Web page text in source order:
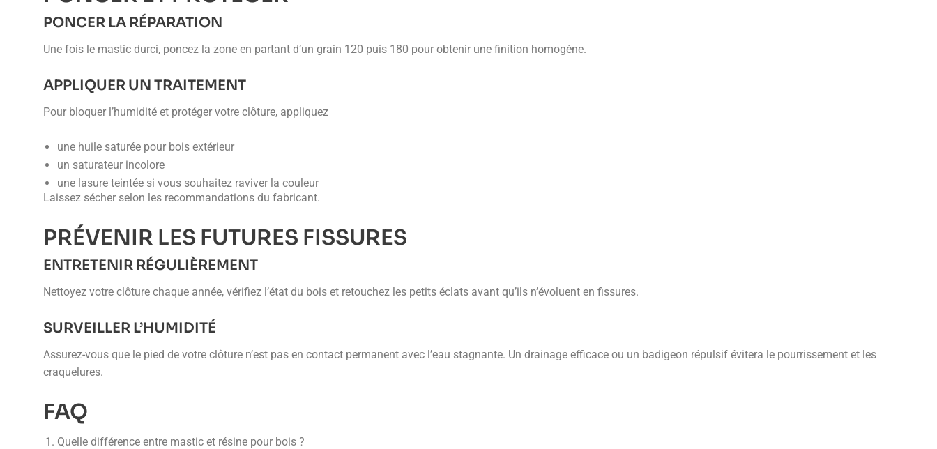
PONCER LA RÉPARATION
Une fois le mastic durci, poncez la zone en partant d’un grain 120 puis 180 pour obtenir une finition homogène.
APPLIQUER UN TRAITEMENT
Pour bloquer l’humidité et protéger votre clôture, appliquez
une huile saturée pour bois extérieur
un saturateur incolore
une lasure teintée si vous souhaitez raviver la couleur
Laissez sécher selon les recommandations du fabricant.
PRÉVENIR LES FUTURES FISSURES
ENTRETENIR RÉGULIÈREMENT
Nettoyez votre clôture chaque année, vérifiez l’état du bois et retouchez les petits éclats avant qu’ils n’évoluent en fissures.
SURVEILLER L’HUMIDITÉ
Assurez-vous que le pied de votre clôture n’est pas en contact permanent avec l’eau stagnante. Un drainage efficace ou un badigeon répulsif évitera le pourrissement et les
craquelures.
FAQ
Quelle différence entre mastic et résine pour bois ?